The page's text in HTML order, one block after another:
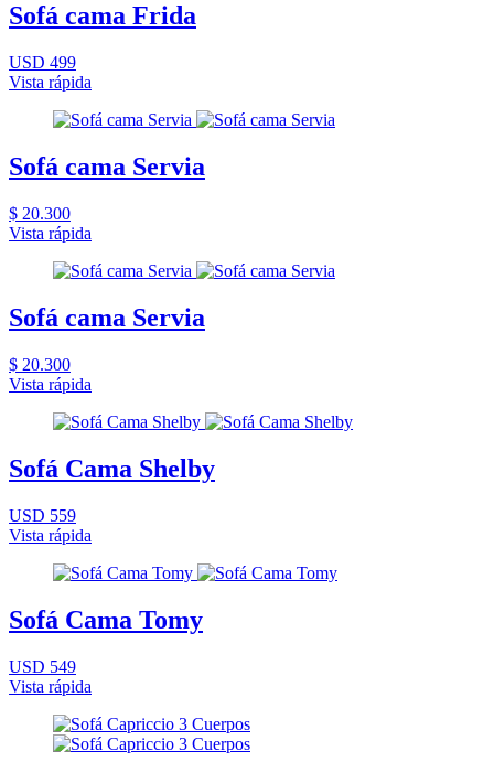
Sofá cama Frida
USD 499
Vista rápida
Sofá cama Servia
$ 20.300
Vista rápida
Sofá cama Servia
$ 20.300
Vista rápida
Sofá Cama Shelby
USD 559
Vista rápida
Sofá Cama Tomy
USD 549
Vista rápida